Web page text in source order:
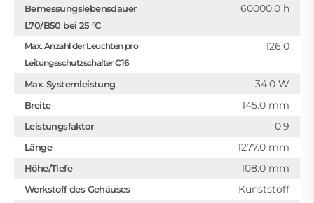
Bemessungslebensdauer
L70/B50 bei 25 °C
60000.0 h
Max. Anzahl der Leuchten pro
Leitungsschutzschalter C16
126.0
Max. Systemleistung 34.0 W
Breite 145.0 mm
Leistungsfaktor 0.9
Länge 1277.0 mm
Höhe/Tiefe 108.0 mm
Werkstoff des Gehäuses Kunststoff